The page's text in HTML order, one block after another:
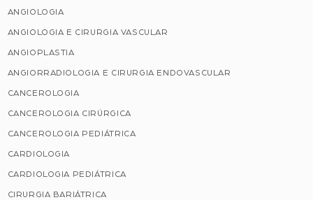
ANGIOLOGIA
ANGIOLOGIA E CIRURGIA VASCULAR
ANGIOPLASTIA
ANGIORRADIOLOGIA E CIRURGIA ENDOVASCULAR
CANCEROLOGIA
CANCEROLOGIA CIRÚRGICA
CANCEROLOGIA PEDIÁTRICA
CARDIOLOGIA
CARDIOLOGIA PEDIÁTRICA
CIRURGIA BARIÁTRICA